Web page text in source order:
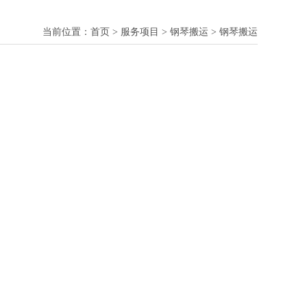
当前位置： 首页 > 服务项目 > 钢琴搬运 > 钢琴搬运